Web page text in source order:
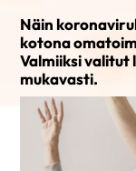
Näin
kotona
Valmiiksi valitut
mukavasti.